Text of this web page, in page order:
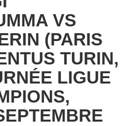
VS
(PARIS
TURIN,
LIGUE